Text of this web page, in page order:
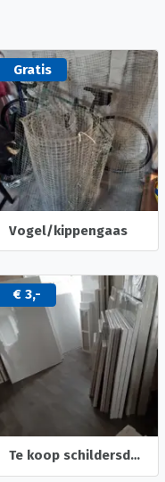
Gratis
Vogel/kippengaas
€ 3,-
Te koop schildersdoeken